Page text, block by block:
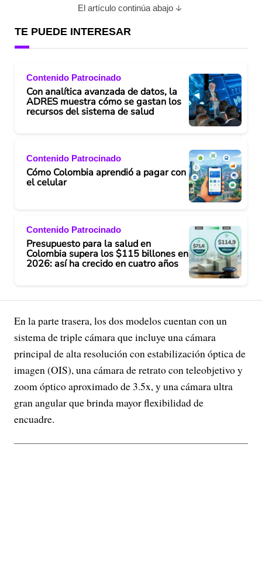
El artículo continúa abajo
TE PUEDE INTERESAR
Contenido Patrocinado
Con analítica avanzada de datos, la
ADRES muestra cómo se gastan los
recursos del sistema de salud
Contenido Patrocinado
Cómo Colombia aprendió a pagar con
el celular
Contenido Patrocinado
Presupuesto para la salud en
Colombia supera los $115 billones en
2026: así ha crecido en cuatro años
En la parte trasera, los dos modelos cuentan con un
sistema de triple cámara que incluye una cámara
principal de alta resolución con estabilización óptica de
imagen (OIS), una cámara de retrato con teleobjetivo y
zoom óptico aproximado de 3.5x, y una cámara ultra
gran angular que brinda mayor flexibilidad de
encuadre.